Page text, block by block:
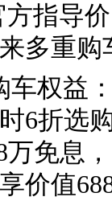
指导
多重购
车权益
6折选
免息
价值